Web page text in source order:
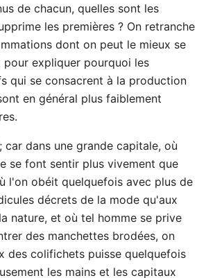
de chacun, quelles sont les
les premières ? On retranche
dont on peut le mieux se
pour expliquer pourquoi les
qui se consacrent à la production
en général plus faiblement
; car dans une grande capitale, où
se font sentir plus vivement que
l'on obéit quelquefois avec plus de
décrets de la mode qu'aux
nature, et où tel homme se prive
des manchettes brodées, on
des colifichets puisse quelquefois
les mains et les capitaux